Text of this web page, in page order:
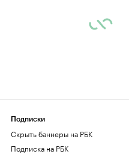
Подписки
Скрыть баннеры на РБК
Подписка на РБК